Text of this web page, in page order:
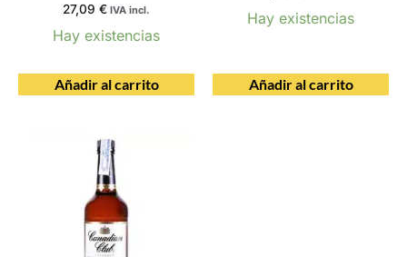
27,09 € IVA incl.
Hay existencias
Añadir al carrito
Hay existencias
Añadir al carrito